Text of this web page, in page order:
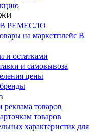
В РЕМЕСЛО
на маркетплейс В
и остатками
и самовывоза
цены
товаров
товаров
характеристик для